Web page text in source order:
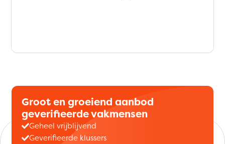
Groot en groeiend aanbod
geverifieerde vakmensen
Geheel vrijblijvend
Geverifieerde klussers